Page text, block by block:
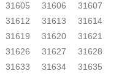
31605 31606
31607
31612 31613
31614
31619 31620
31621
31626 31627
31628
31633 31634
31635